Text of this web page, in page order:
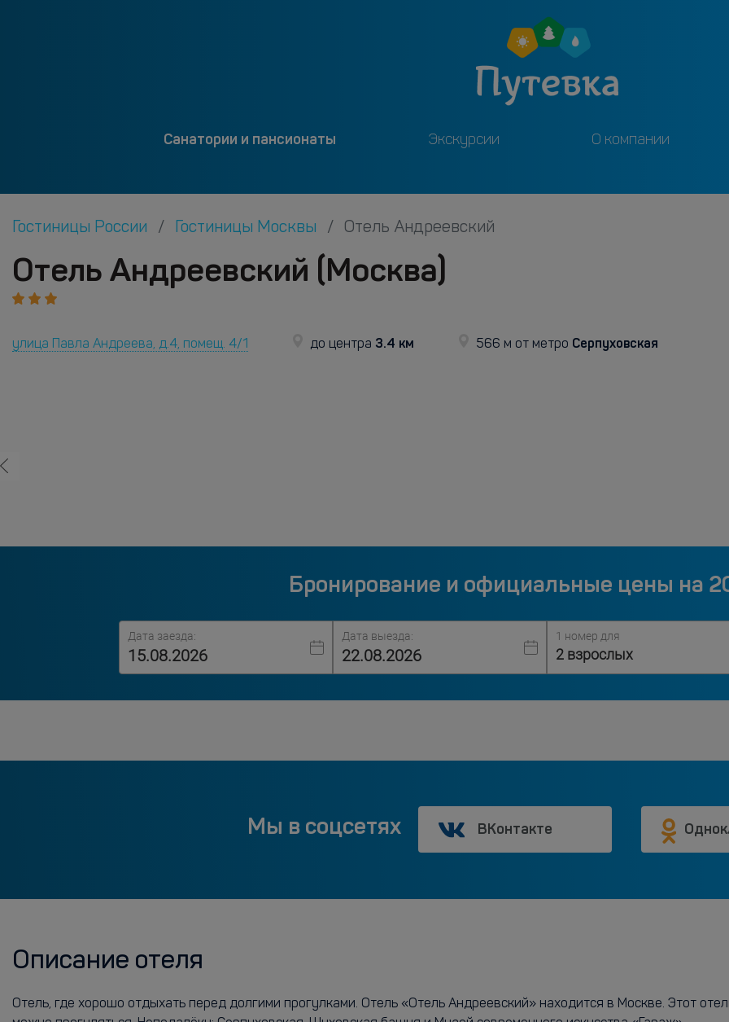
Санатории и пансионаты Экскурсии О компании
Гостиницы России Гостиницы Москвы Отель Андреевский
Отель Андреевский (Москва)
улица Павла Андреева, д.4, помещ. 4/1 до центра 3.4 км 566 м от метро Серпуховская
Бронирование и официальные цены на
Дата заезда: Дата выезда: 1 номер для
2 взрослых
Мы в соцсетях ВКонтакте
Описание отеля
Отель, где хорошо отдыхать перед долгими прогулками. Отель «Отель Андреевский» находится в Москве. Этот